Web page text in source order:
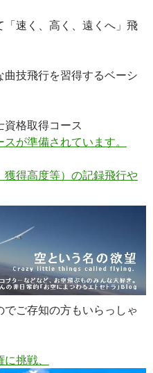
速く、高く、遠くへ」飛
技飛行を習得するベーシ
格取得コース
が準備されています。
得高度等）の記録飛行や
ご存知の方もいらっしゃ
挑戦、